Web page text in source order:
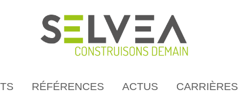
RÉFÉRENCES ACTUS CARRIÈRES